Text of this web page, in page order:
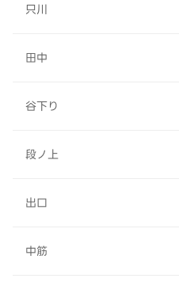
只川
田中
谷下り
段ノ上
出口
中筋